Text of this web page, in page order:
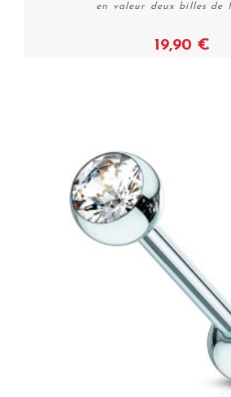
Voir
en valeur deux billes de
19,90 €